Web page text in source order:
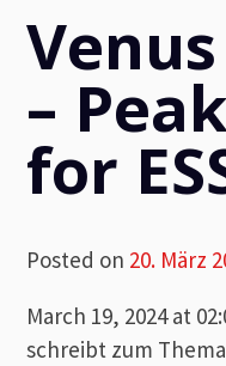
–
for
Posted on 20. März
March 19, 2024 at
schreibt zum